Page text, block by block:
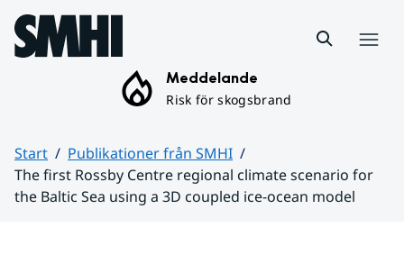
Hoppa till sidans innehåll
Meddelande
Risk för skogsbrand
Start
Publikationer från SMHI
The first Rossby Centre regional climate scenario for
the Baltic Sea using a 3D coupled ice-ocean model